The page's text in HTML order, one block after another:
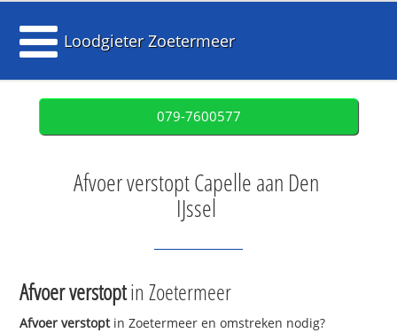
Loodgieter Zoetermeer
079-7600577
Afvoer verstopt Capelle aan Den
IJssel
Afvoer verstoptin Zoetermeer
Afvoer verstoptin Zoetermeer en omstreken nodig?